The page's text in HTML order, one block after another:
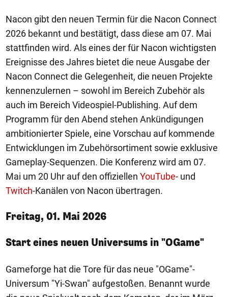
Nacon gibt den neuen Termin für die Nacon Connect
2026 bekannt und bestätigt, dass diese am 07. Mai
stattfinden wird. Als eines der für Nacon wichtigsten
Ereignisse des Jahres bietet die neue Ausgabe der
Nacon Connect die Gelegenheit, die neuen Projekte
kennenzulernen – sowohl im Bereich Zubehör als
auch im Bereich Videospiel-Publishing. Auf dem
Programm für den Abend stehen Ankündigungen
ambitionierter Spiele, eine Vorschau auf kommende
Entwicklungen im Zubehörsortiment sowie exklusive
Gameplay-Sequenzen. Die Konferenz wird am 07.
Mai um 20 Uhr auf den offiziellen YouTube- und
Twitch-Kanälen von Nacon übertragen.
Freitag, 01. Mai 2026
Start eines neuen Universums in "OGame"
Gameforge hat die Tore für das neue "OGame"-
Universum "Yi-Swan" aufgestoßen. Benannt wurde